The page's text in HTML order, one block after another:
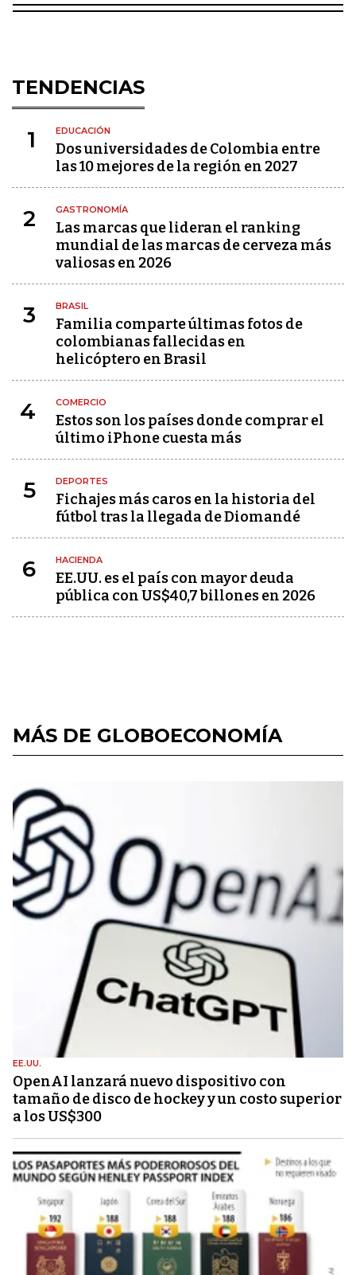
TENDENCIAS
1 EDUCACIÓN
Dos universidades de Colombia entre
las 10 mejores de la región en 2027
2 GASTRONOMÍA
Las marcas que lideran el ranking
mundial de las marcas de cerveza más
valiosas en 2026
3 BRASIL
Familia comparte últimas fotos de
colombianas fallecidas en
helicóptero en Brasil
4 COMERCIO
Estos son los países donde comprar el
último iPhone cuesta más
5 DEPORTES
Fichajes más caros en la historia del
fútbol tras la llegada de Diomandé
6 HACIENDA
EE.UU. es el país con mayor deuda
pública con US$40,7 billones en 2026
MÁS DE GLOBOECONOMÍA
EE.UU.
OpenAI lanzará nuevo dispositivo con
tamaño de disco de hockey y un costo superior
a los US$300